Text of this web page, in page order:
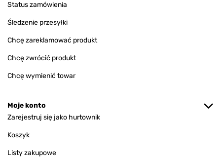
Status zamówienia
Śledzenie przesyłki
Chcę zareklamować produkt
Chcę zwrócić produkt
Chcę wymienić towar
Moje konto
Zarejestruj się jako hurtownik
Koszyk
Listy zakupowe